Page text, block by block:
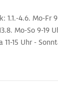
4.6. Mo-Fr 9-
Mo-So 9-19
11-15 Uhr -